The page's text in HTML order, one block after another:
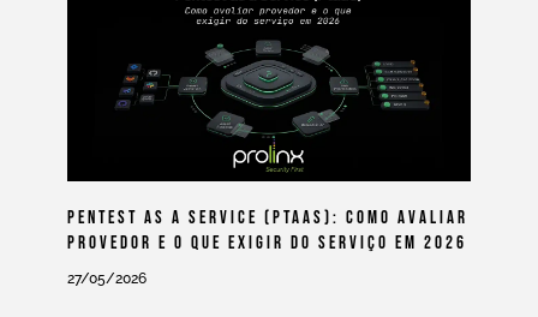
Pentest As A Service (PtaaS): Como Avaliar
Provedor E O Que Exigir Do Serviço Em 2026
27/05/2026